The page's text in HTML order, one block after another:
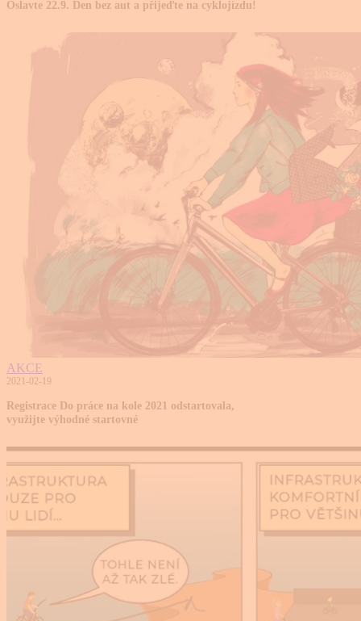
Oslavte 22.9. Den bez aut a přijeďte na cyklojízdu!
AKCE
2021-02-19
Registrace Do práce na kole 2021 odstartovala,
využijte výhodné startovné